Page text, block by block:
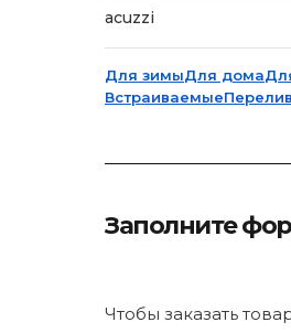
acuzzi
Для зимыДля дома
Встраиваемые
Заполните
Чтобы заказать